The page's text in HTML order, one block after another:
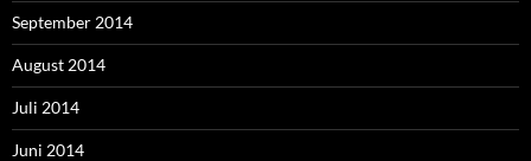
September 2014
August 2014
Juli 2014
Juni 2014